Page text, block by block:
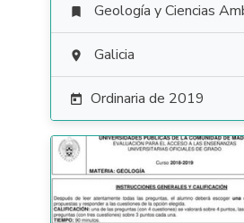
 Geología y Ciencias
 Galicia
 Ordinaria de 2019